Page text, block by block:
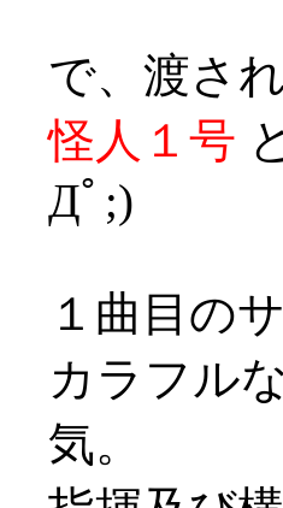
で、渡さ
怪人１号
Дﾟ;)
１曲目の
カラフル
気。